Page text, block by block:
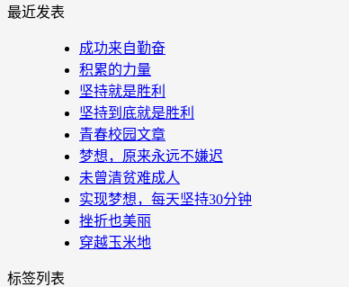
最近发表
成功来自勤奋
积累的力量
坚持就是胜利
坚持到底就是胜利
青春校园文章
梦想，原来永远不嫌迟
未曾清贫难成人
实现梦想，每天坚持30分钟
挫折也美丽
穿越玉米地
标签列表